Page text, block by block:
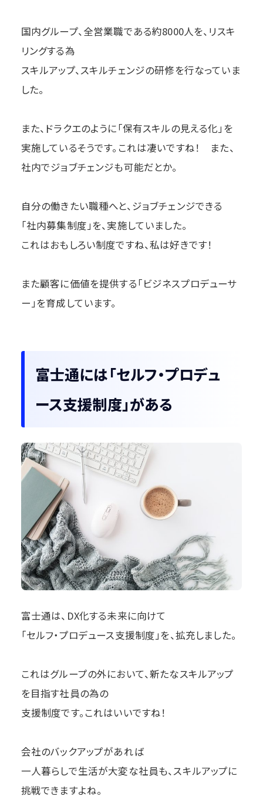
国内グループ、全営業職である約8000人を、リスキ
リングする為
スキルアップ、スキルチェンジの研修を行なっていま
した。
また、ドラクエのように「保有スキルの見える化」を
実施しているそうです。これは凄いですね！ また、
社内でジョブチェンジも可能だとか。
自分の働きたい職種へと、ジョブチェンジできる
「社内募集制度」を、実施していました。
これはおもしろい制度ですね、私は好きです！
また顧客に価値を提供する「ビジネスプロデューサ
ー」を育成しています。
富士通には「セルフ・プロデュ
ース支援制度」がある
富士通は、DX化する未来に向けて
「セルフ・プロデュース支援制度」を、拡充しました。
これはグループの外において、新たなスキルアップ
を目指す社員の為の
支援制度です。これはいいですね！
会社のバックアップがあれば
一人暮らしで生活が大変な社員も、スキルアップに
挑戦できますよね。